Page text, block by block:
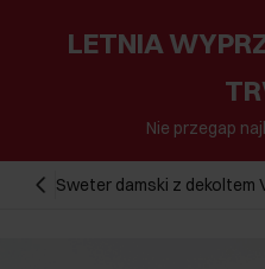
LETNIA
Nie przegap
Sweter damski z dekoltem